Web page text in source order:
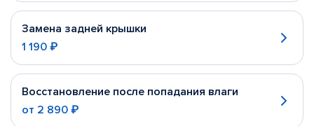
Замена задней крышки
1 190 ₽
Восстановление после попадания влаги
от 2 890 ₽